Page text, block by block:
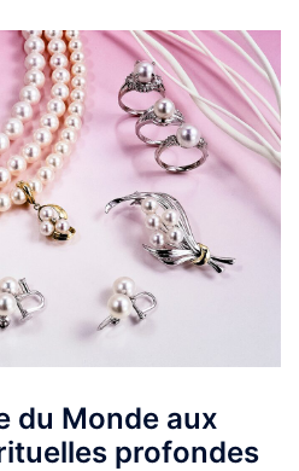
du Monde aux
profondes